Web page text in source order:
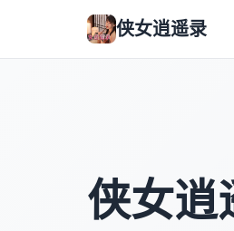
侠女逍遥录
侠女逍